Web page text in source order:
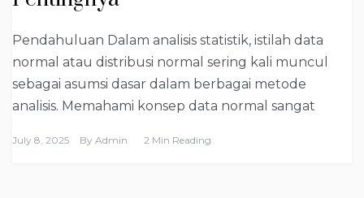
Pendahuluan Dalam analisis statistik, istilah data
normal atau distribusi normal sering kali muncul
sebagai asumsi dasar dalam berbagai metode
analisis. Memahami konsep data normal sangat
July 8, 2025 By Admin 2 Min Reading